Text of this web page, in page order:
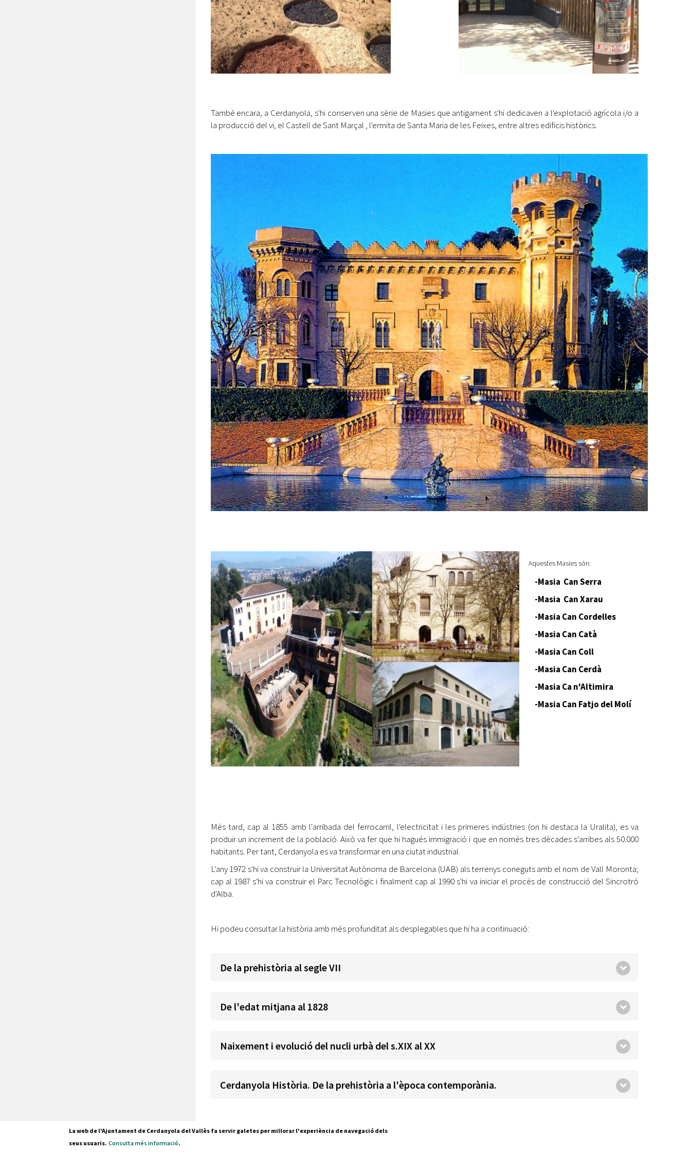
També encara, a Cerdanyola, s'hi conserven una sèrie de Masies que antigament s'hi dedicaven a l'explotació agrícola i/o a
la producció del vi, el Castell de Sant Marçal , l'ermita de Santa Maria de les Feixes, entre altres edificis històrics.
Aquestes Masies són:
-Masia Can Serra
-Masia Can Xarau
-Masia Can Cordelles
-Masia Can Catà
-Masia Can Coll
-Masia Can Cerdà
-Masia Ca n'Altimira
-Masia Can Fatjo del Molí
Més tard, cap al 1855 amb l'arribada del ferrocarril, l'electricitat i les primeres indústries (on hi destaca la Uralita), es va
produir un increment de la població. Això va fer que hi hagués immigració i que en només tres dècades s'arribes als 50.000
habitants. Per tant, Cerdanyola es va transformar en una ciutat industrial.
L'any 1972 s'hi va construir la Universitat Autònoma de Barcelona (UAB) als terrenys coneguts amb el nom de Vall Moronta;
cap al 1987 s'hi va construir el Parc Tecnològic i finalment cap al 1990 s'hi va iniciar el procés de construcció del Sincrotró
d'Alba.
Hi podeu consultar la història amb més profunditat als desplegables que hi ha a continuació:
De la prehistòria al segle VII
De l'edat mitjana al 1828
Naixement i evolució del nucli urbà del s.XIX al XX
Cerdanyola Història. De la prehistòria a l'època contemporània.
La web de l'Ajuntament de Cerdanyola del Vallès fa servir galetes per millorar l'experiència de navegació dels
seus usuaris. Consulta més informació.